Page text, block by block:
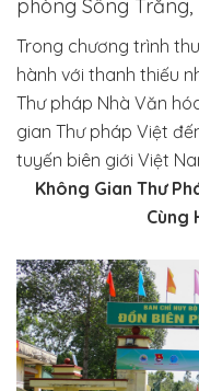
phòng Sông
Trong chương trình
hành với thanh thiếu
Thư pháp Nhà Văn
gian Thư pháp Việt
tuyến biên giới Việt
Không Gian Thư
Cùng